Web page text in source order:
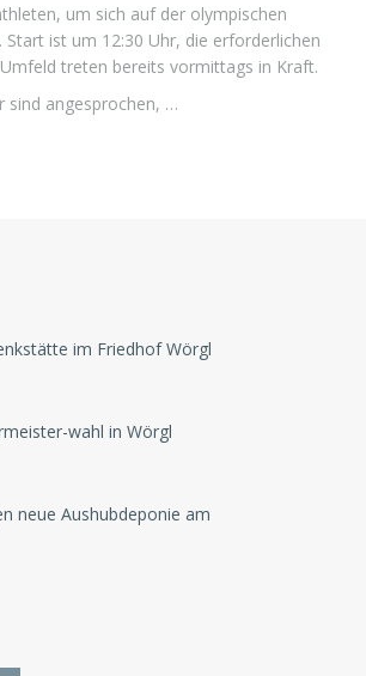
um sich auf der olympischen
Start ist um 12:30 Uhr, die erforderlichen
treten bereits vormittags in Kraft.
sind angesprochen, …
im Friedhof Wörgl
wahl in Wörgl
neue Aushubdeponie am